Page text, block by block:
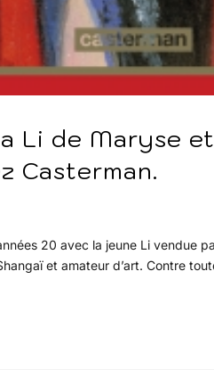
Li de Maryse
Casterman.
20 avec la jeune Li vendue
et amateur d’art. Contre